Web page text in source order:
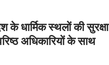
धार्मिक स्थलों की सुरक्षा
अधिकारियों के साथ